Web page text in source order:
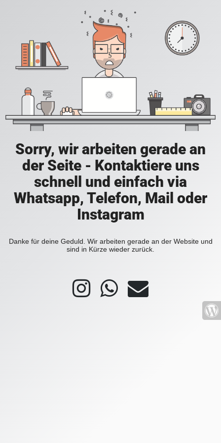
Sorry, wir arbeiten gerade an
der Seite - Kontaktiere uns
schnell und einfach via
Whatsapp, Telefon, Mail oder
Instagram
Danke für deine Geduld. Wir arbeiten gerade an der Website und
sind in Kürze wieder zurück.